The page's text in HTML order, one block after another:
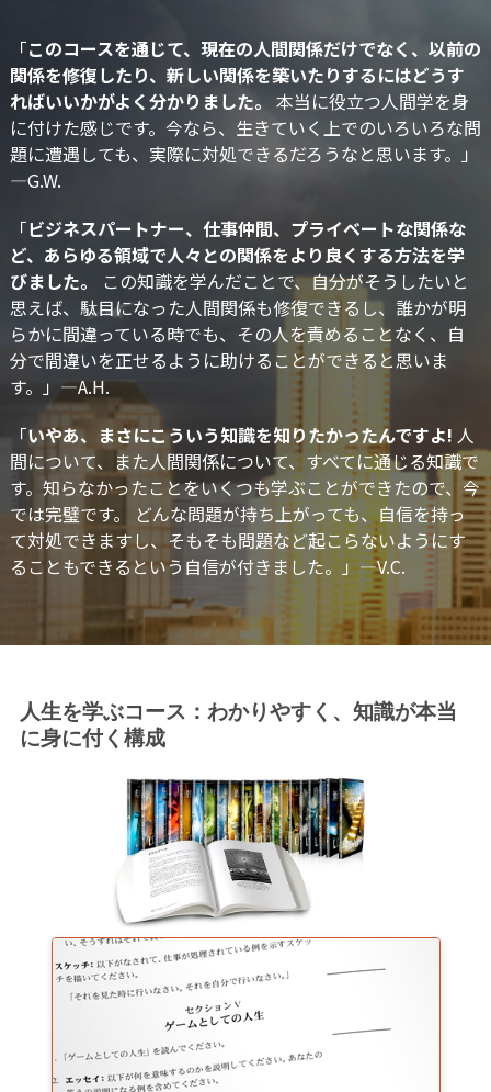
「このコースを通じて、現在の人間関係だけでなく、以前の
関係を修復したり、新しい関係を築いたりするにはどうす
ればいいかがよく分かりました。 本当に役立つ人間学を身
に付けた感じです。今なら、生きていく上でのいろいろな問
題に遭遇しても、実際に対処できるだろうなと思います。」
—G.W.
「ビジネスパートナー、仕事仲間、プライベートな関係な
ど、あらゆる領域で人々との関係をより良くする方法を学
びました。
この知識を学んだことで、自分がそうしたいと
思えば、駄目になった人間関係も修復できるし、誰かが明
らかに間違っている時でも、その人を責めることなく、自
分で間違いを正せるように助けることができると思いま
す。」—A.H.
「いやあ、まさにこういう知識を知りたかったんですよ! 人
間について、また人間関係について、すべてに通じる知識で
す。知らなかったことをいくつも学ぶことができたので、今
では完璧です。 どんな問題が持ち上がっても、自信を持っ
て対処できますし、そもそも問題など起こらないようにす
ることもできるという自信が付きました。」—V.C.
人生を学ぶコース：わかりやすく、知識が本当
に身に付く構成